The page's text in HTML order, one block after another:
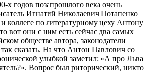
х годов позапрошлого века очень
Игнатий Николаевич Потапенко
и коллеге по литературному цеху Антону
вот они с ним есть сейчас два самых
обществе автора, законодатели
сказать. На что Антон Павлович со
улыбкой заметил: «А про Льва
Вопрос был риторический, никто